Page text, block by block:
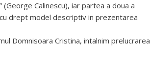
Calinescu), iar partea a doua a
drept model descriptiv in prezentarea
Domnisoara Cristina, intalnim prelucrarea